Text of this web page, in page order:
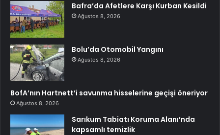
Bafra’da Afetlere Karşı Kurban Kesildi
Ağustos 8, 2026
Bolu’da Otomobil Yangını
Ağustos 8, 2026
BofA’nın Hartnett’i savunma hisselerine geçişi öneriyor
Ağustos 8, 2026
Sarıkum Tabiatı Koruma Alanı’nda
kapsamlı temizlik